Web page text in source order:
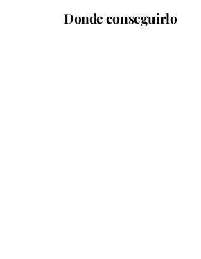
Donde conseguirlo